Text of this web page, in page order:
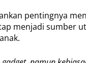
pentingnya
menjadi sumber